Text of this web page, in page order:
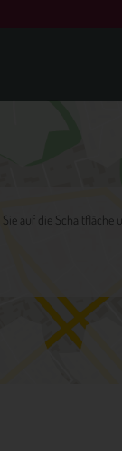
auf die Schaltfläche